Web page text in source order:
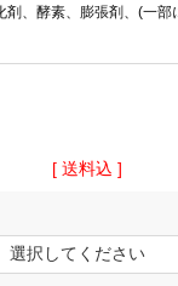
剤、酵素、膨張剤、(一部
送料込